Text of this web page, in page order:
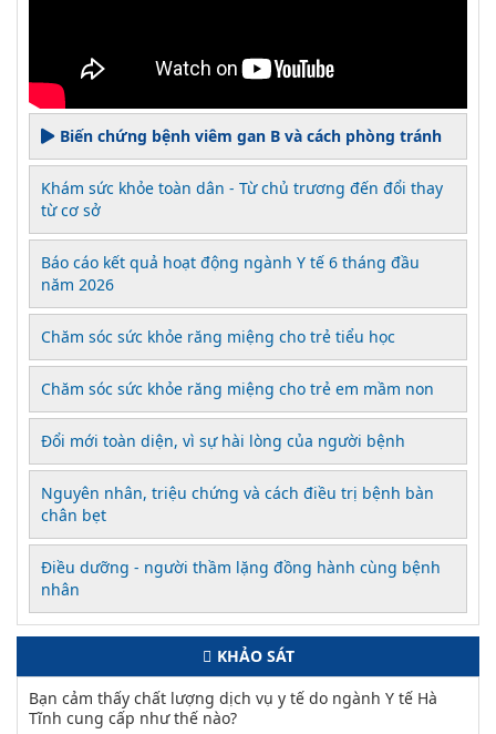
Biến chứng bệnh viêm gan B và cách phòng tránh
Khám sức khỏe toàn dân - Từ chủ trương đến đổi thay
từ cơ sở
Báo cáo kết quả hoạt động ngành Y tế 6 tháng đầu
năm 2026
Chăm sóc sức khỏe răng miệng cho trẻ tiểu học
Chăm sóc sức khỏe răng miệng cho trẻ em mầm non
Đổi mới toàn diện, vì sự hài lòng của người bệnh
Nguyên nhân, triệu chứng và cách điều trị bệnh bàn
chân bẹt
Điều dưỡng - người thầm lặng đồng hành cùng bệnh
nhân
KHẢO SÁT
Bạn cảm thấy chất lượng dịch vụ y tế do ngành Y tế Hà
Tĩnh cung cấp như thế nào?